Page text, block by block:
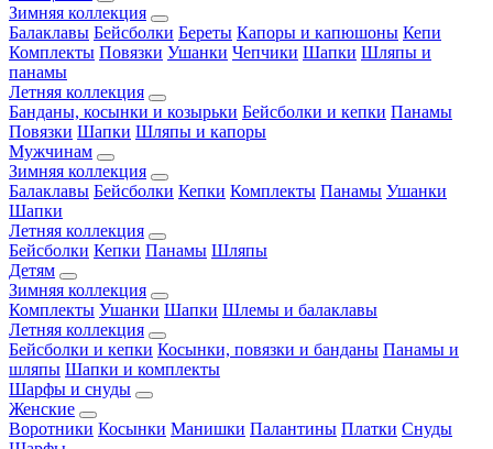
Зимняя коллекция
Балаклавы Бейсболки Береты Капоры и капюшоны Кепи
Комплекты Повязки Ушанки Чепчики Шапки Шляпы и
панамы
Летняя коллекция
Банданы, косынки и козырьки Бейсболки и кепки Панамы
Повязки Шапки Шляпы и капоры
Мужчинам
Зимняя коллекция
Балаклавы Бейсболки Кепки Комплекты Панамы Ушанки
Шапки
Летняя коллекция
Бейсболки Кепки Панамы Шляпы
Детям
Зимняя коллекция
Комплекты Ушанки Шапки Шлемы и балаклавы
Летняя коллекция
Бейсболки и кепки Косынки, повязки и банданы Панамы и
шляпы Шапки и комплекты
Шарфы и снуды
Женские
Воротники Косынки Манишки Палантины Платки Снуды